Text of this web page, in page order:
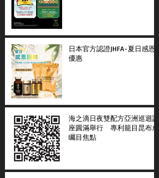
日本官方認證JHFA-夏日感恩
優惠
海之滴日夜雙配方亞洲巡迴講
座圓滿舉行 專利籠目昆布成
矚目焦點